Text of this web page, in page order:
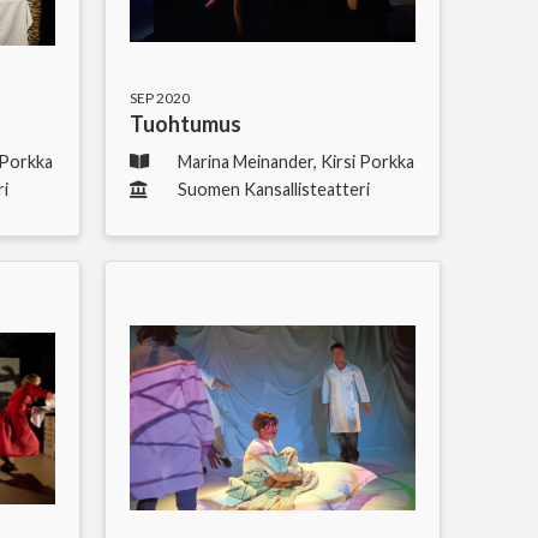
SEP 2020
Tuohtumus
Marina Meinander, Kirsi Porkka
Suomen Kansallisteatteri